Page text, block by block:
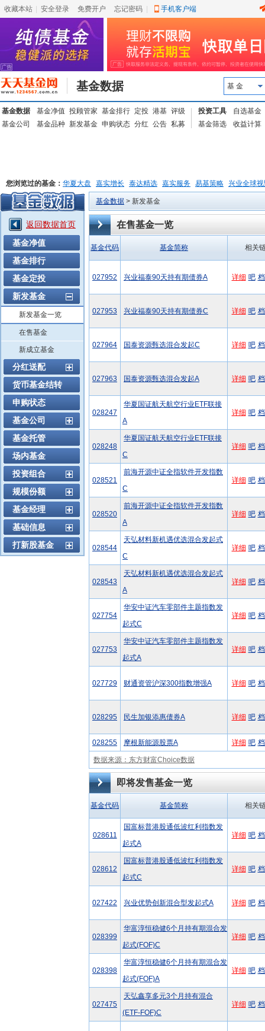
收藏本站 安全登录 免费开户 忘记密码 手机客户端
基金数据 基 金
基金数据 基金净值 投顾管家 基金排行 定投 港基 评级
基金公司
基金品种 新发基金 申购状态 分红 公告 私募
投资工具
自选基金
基金筛选
收益计算
您浏览过的基金： 华夏大盘 嘉实增长 泰达精选 嘉实服务 易基策略 兴业全球
上投优势 信诚蓝筹
返回数据首页
基金净值
基金排行
基金定投
新发基金
新发基金一览
在售基金
新成立基金
分红送配
货币基金结转
申购状态
基金公司
基金托管
场内基金
投资组合
规模份额
基金经理
基础信息
打新股基金
基金数据 > 新发基金
在售基金一览
基金代码 基金简称 相关
数据来源：东方财富Choice数据
027952 兴业福泰90天持有期债券A 详细 吧
027953 兴业福泰90天持有期债券C 详细 吧
027964 国泰资源甄选混合发起C 详细 吧
027963 国泰资源甄选混合发起A 详细 吧
028247
华夏国证航天航空行业ETF联接
A
详细 吧
028248
华夏国证航天航空行业ETF联接
C
详细 吧
028521
前海开源中证全指软件开发指数
C
详细 吧
028520
前海开源中证全指软件开发指数
A
详细 吧
028544
天弘材料新机遇优选混合发起式
C
详细 吧
028543
天弘材料新机遇优选混合发起式
A
详细 吧
027754
华安中证汽车零部件主题指数发
起式C
详细 吧
027753
华安中证汽车零部件主题指数发
起式A
详细 吧
027729 财通资管沪深300指数增强A 详细 吧
028295 民生加银添惠债券A 详细 吧
028255 摩根新能源股票A 详细 吧
即将发售基金一览
基金代码 基金简称 相关
028611
国富标普港股通低波红利指数发
起式A
详细 吧
028612
国富标普港股通低波红利指数发
起式C
详细 吧
027422 兴业优势创新混合型发起式A 详细 吧
028399
华富淳恒稳健6个月持有期混合发
起式(FOF)C
详细 吧
028398
华富淳恒稳健6个月持有期混合发
起式(FOF)A
详细 吧
027475
天弘鑫享多元3个月持有混合
(ETF-FOF)C
详细 吧